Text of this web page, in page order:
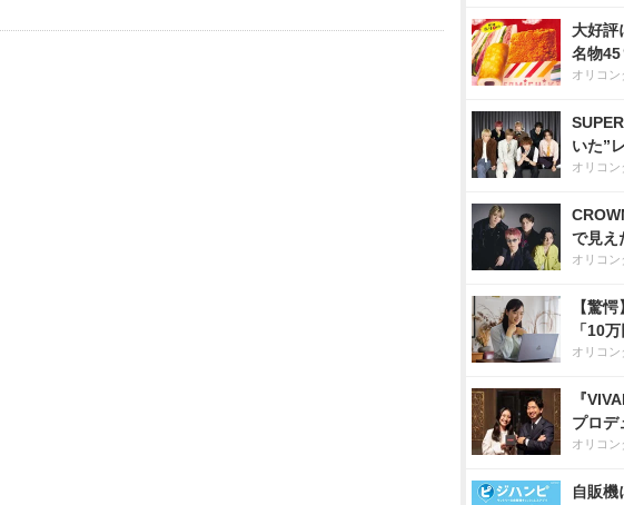
大好評
名物45
オリコン
いた”
オリコン
で見え
オリコン
【驚
「10
オリコン
『
プロデ
オリコン
自販機